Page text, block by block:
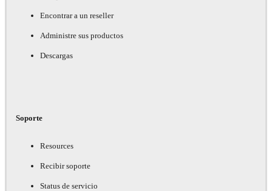
Encontrar a un reseller
Administre sus productos
Descargas
Soporte
Resources
Recibir soporte
Status de servicio